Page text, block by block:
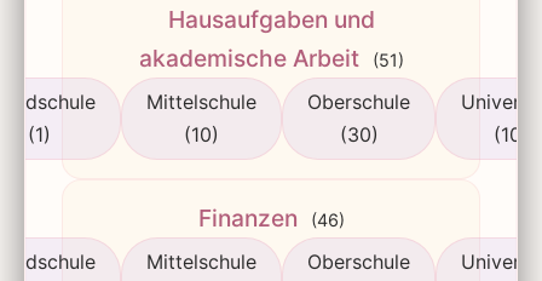
Hausaufgaben und
akademische Arbeit
(51)
(1)
Mittelschule
(10)
Oberschule
(30)
(10)
Finanzen (46)
Mittelschule
Oberschule